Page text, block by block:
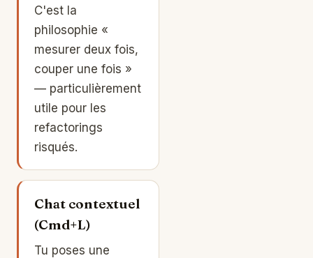
C'est la
philosophie «
mesurer deux fois,
couper une fois »
— particulièrement
utile pour les
refactorings
risqués.
Chat contextuel
(Cmd+L)
Tu poses une